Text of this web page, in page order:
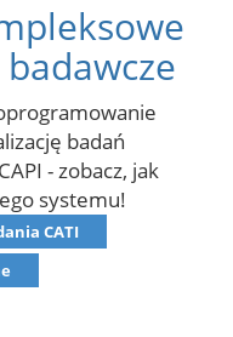
badań
- zobacz, jak
systemu!
CATI